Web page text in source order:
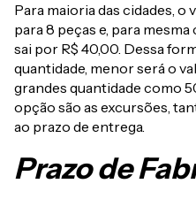
Para maioria das cidades, o
para 8 peças e, para
sai por R$ 40,00. Dessa
quantidade, menor será o
grandes quantidade como
opção são as excursões,
ao prazo de entrega.
Prazo de